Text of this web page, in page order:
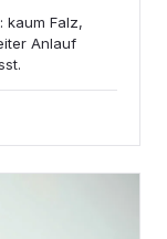
kaum Falz,
Anlauf